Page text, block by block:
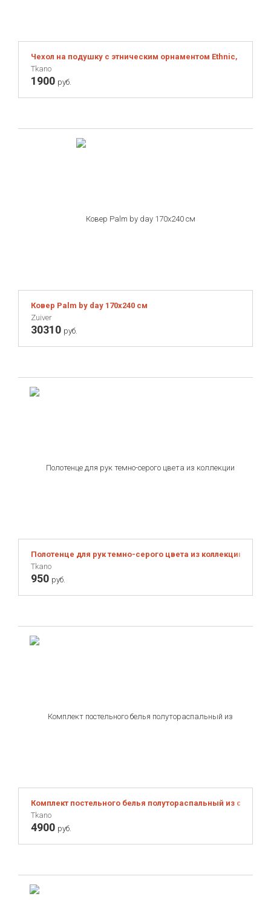
Чехол на подушку с этническим орнаментом Ethnic, 30х60
Tkano
1900 руб.
Ковер Palm by day 170х240 см
Zuiver
30310 руб.
Полотенце для рук темно-серого цвета из коллекции
Tkano
950 руб.
Комплект постельного белья полутораспальный из
Tkano
4900 руб.